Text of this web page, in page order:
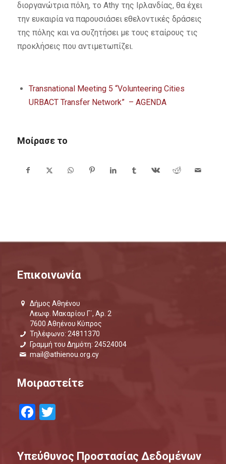
διοργανώτρια πόλη, το Athy της Ιρλανδίας, θα έχει
την ευκαιρία να παρουσιάσει εθελοντικές δράσεις
της πόλης και να συζητήσει με τους εταίρους τις
προκλήσεις που αντιμετωπίζει.
Transnational Meeting 5 “Volunteering Cities
URBACT Transfer Network” – AGENDA
Μοίρασε το
Επικοινωνία
Δήμος Αθηένου
Λεωφ. Μακαρίου Γ΄, Αρ. 2
7600 Αθηένου Κύπρος
Τηλέφωνο: 24811370
Γραμμή του Δημότη: 24524004
mail@athienou.org.cy
Μοιραστείτε
Facebook
Twitter
Υπεύθυνος Προστασίας Δεδομένων